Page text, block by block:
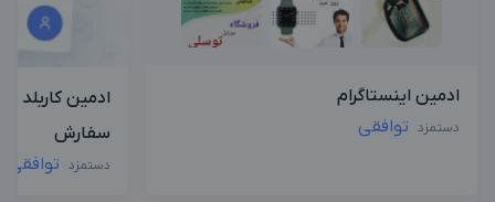
ادمین اینستاگرام
دستمزد توافقی
ادمین کاربلد
سفارش
دستمزد توافقی